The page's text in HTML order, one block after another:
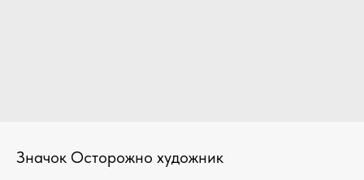
Значок Осторожно художник